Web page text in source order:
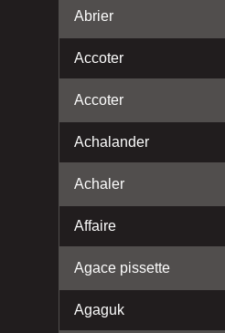
Abrier
Accoter
Accoter
Achalander
Achaler
Affaire
Agace pissette
Agaguk